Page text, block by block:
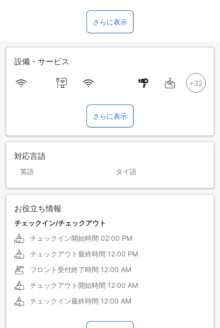
さらに表示
設備・サービス
さらに表示
対応言語
英語 タイ語
お役立ち情報
チェックイン/チェックアウト
チェックイン開始時間 02:00 PM
チェックアウト最終時間 12:00 PM
フロント受付終了時間 12:00 AM
チェックアウト開始時間 12:00 AM
チェックイン最終時間 12:00 AM